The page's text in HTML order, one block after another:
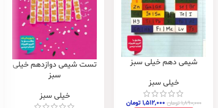
شیمی دهم خیلی سبز
خیلی سبز
۱,۸۹۰,۰۰۰تومان ۱,۵۱۲,۰۰۰ تومان
تست شیمی دوازدهم خیلی
سبز
خیلی سبز